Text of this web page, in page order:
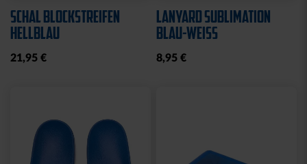
SCHAL BLOCKSTREIFEN
HELLBLAU
21,95 €
LANYARD SUBLIMATION
BLAU-WEISS
8,95 €